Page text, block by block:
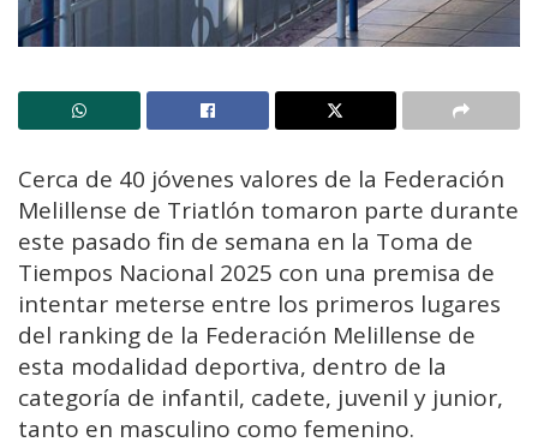
Cerca de 40 jóvenes valores de la Federación
Melillense de Triatlón tomaron parte durante
este pasado fin de semana en la Toma de
Tiempos Nacional 2025 con una premisa de
intentar meterse entre los primeros lugares
del ranking de la Federación Melillense de
esta modalidad deportiva, dentro de la
categoría de infantil, cadete, juvenil y junior,
tanto en masculino como femenino.